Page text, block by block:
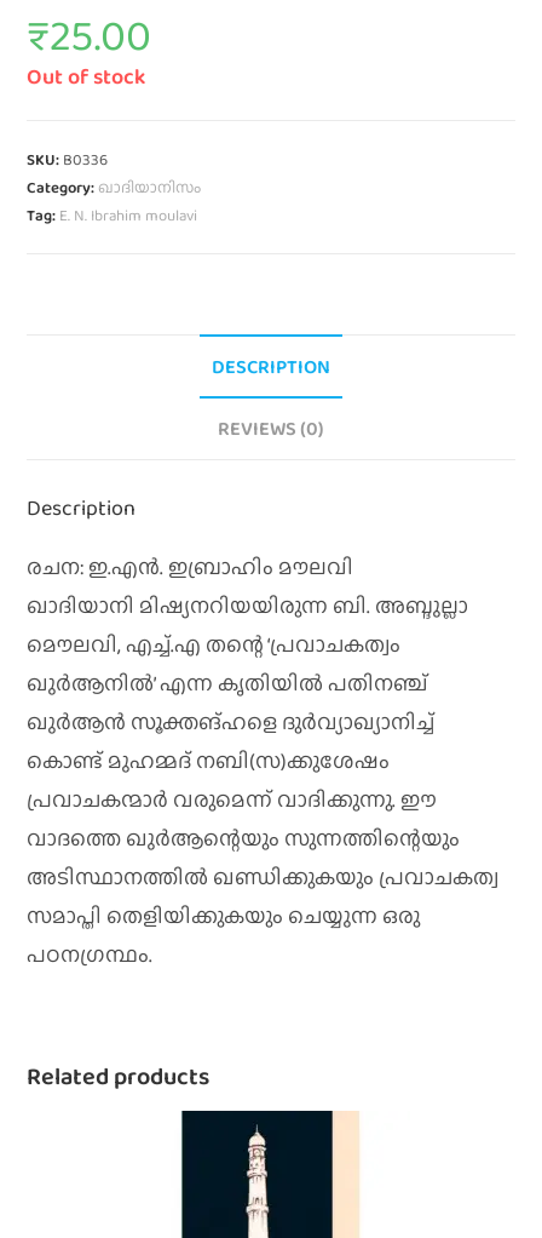
₹25.00
Out of stock
SKU: B0336
Category: ഖാദിയാനിസം
Tag: E. N. Ibrahim moulavi
DESCRIPTION
REVIEWS (0)
Description
രചന: ഇ.എന്‍. ഇബ്രാഹിം മൗലവി
ഖാദിയാനി മിഷ്യനറിയയിരുന്ന ബി. അബ്ദുല്ലാ
മൌലവി, എച്ച്.എ തന്റെ ‘പ്രവാചകത്വം
ഖുര്‍ആനില്‍’ എന്ന കൃതിയില്‍ പതിനഞ്ച്
ഖുര്‍ആന്‍ സൂക്തങ്ഹളെ ദുര്‍വ്യാഖ്യാനിച്ച്
കൊണ്ട് മുഹമ്മദ് നബി(സ)ക്കുശേഷം
പ്രവാചകന്മാര്‍ വരുമെന്ന് വാദിക്കുന്നു. ഈ
വാദത്തെ ഖുര്‍ആന്റെയും സുന്നത്തിന്റെയും
അടിസ്ഥാനത്തില്‍ ഖണ്ഡിക്കുകയും പ്രവാചകത്വ
സമാപ്തി തെളിയിക്കുകയും ചെയ്യുന്ന ഒരു
പഠനഗ്രന്ഥം.
Related products